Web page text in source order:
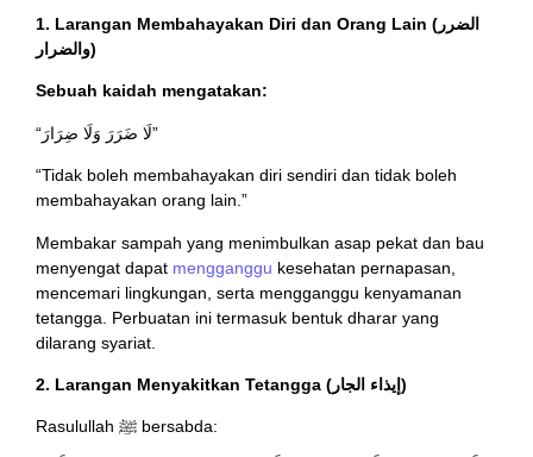
1. Larangan Membahayakan Diri dan Orang Lain (الضرر
والضرار)
Sebuah kaidah mengatakan:
“لَا ضَرَرَ وَلَا ضِرَارَ”
“Tidak boleh membahayakan diri sendiri dan tidak boleh
membahayakan orang lain.”
Membakar sampah yang menimbulkan asap pekat dan bau
menyengat dapat mengganggu kesehatan pernapasan,
mencemari lingkungan, serta mengganggu kenyamanan
tetangga. Perbuatan ini termasuk bentuk dharar yang
dilarang syariat.
2. Larangan Menyakitkan Tetangga (إيذاء الجار)
Rasulullah ﷺ bersabda: